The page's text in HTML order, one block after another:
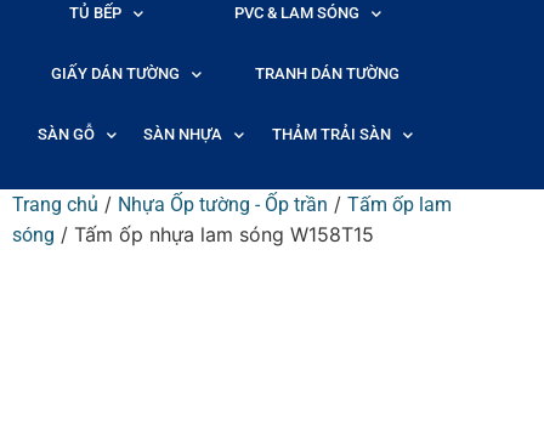
TỦ BẾP PVC & LAM SÓNG
GIẤY DÁN TƯỜNG TRANH DÁN TƯỜNG
SÀN GỖ SÀN NHỰA THẢM TRẢI SÀN
Trang chủ / Nhựa Ốp tường - Ốp trần / Tấm ốp lam
sóng / Tấm ốp nhựa lam sóng W158T15